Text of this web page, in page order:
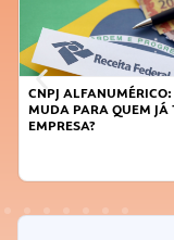
DICAS PARA OBTER